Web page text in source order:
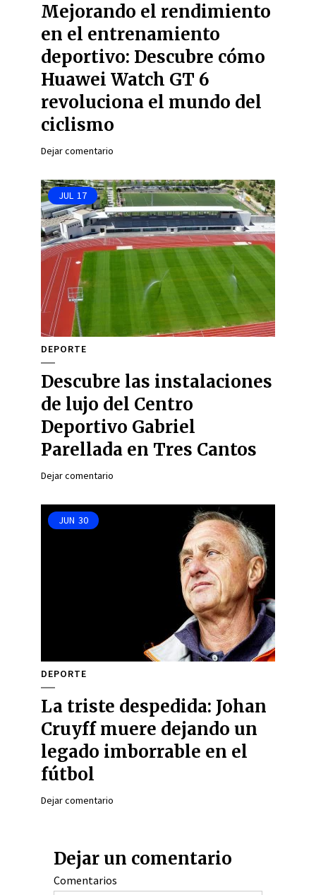
Mejorando el rendimiento
en el entrenamiento
deportivo: Descubre cómo
Huawei Watch GT 6
revoluciona el mundo del
ciclismo
Dejar comentario
JUL 17
DEPORTE
Descubre las instalaciones
de lujo del Centro
Deportivo Gabriel
Parellada en Tres Cantos
Dejar comentario
JUN 30
DEPORTE
La triste despedida: Johan
Cruyff muere dejando un
legado imborrable en el
fútbol
Dejar comentario
Dejar un comentario
Comentarios